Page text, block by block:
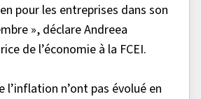
pour les entreprises dans son
», déclare Andreea
de l’économie à la FCEI.
l’inflation n’ont pas évolué en